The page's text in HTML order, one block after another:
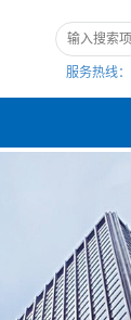
服务热线：